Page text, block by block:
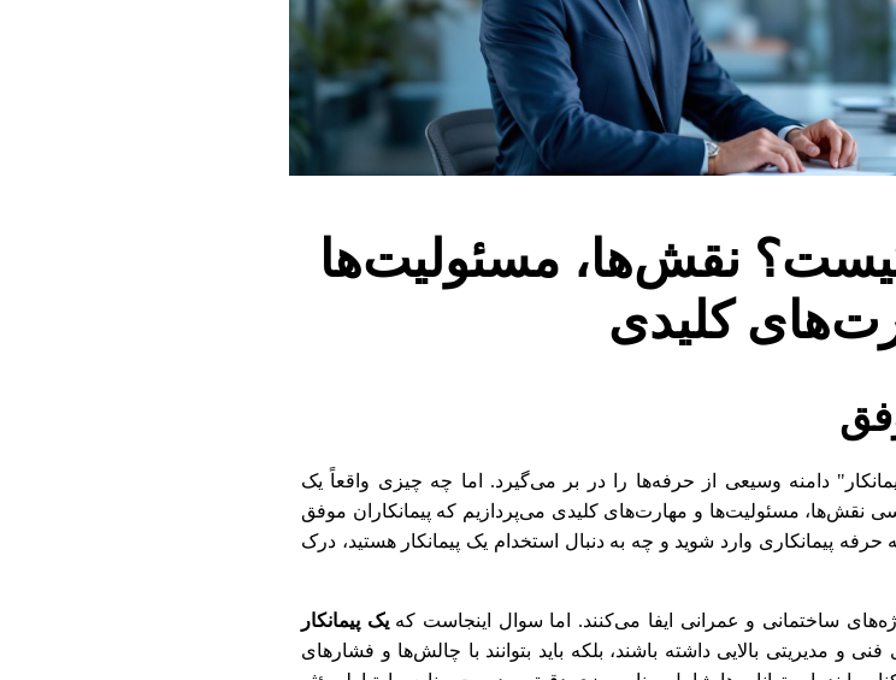
نقش‌ها، مسئولیت‌ها
کلیدی
دامنه وسیعی از حرفه‌ها را در بر می‌گیرد. اما چه چیزی واقعاً یک
نقش‌ها، مسئولیت‌ها و مهارت‌های کلیدی می‌پردازیم که پیمانکاران موفق
پیمانکاری وارد شوید و چه به دنبال استخدام یک پیمانکار هستید، درک
ساختمانی و عمرانی ایفا می‌کنند. اما سوال اینجاست کهیک پیمانکار
فنی و مدیریتی بالایی داشته باشند، بلکه باید بتوانند با چالش‌ها و فشارهای